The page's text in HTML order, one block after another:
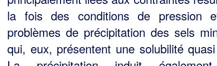
la fois des conditions de pression
problèmes de précipitation des sels
qui, eux, présentent une solubilité